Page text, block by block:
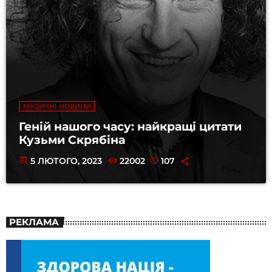
МУЗИЧНІ НОВИНИ
Геній нашого часу: найкращі цитати
Кузьми Скрябіна
today 5 ЛЮТОГО, 2023 22002 107
РЕКЛАМА